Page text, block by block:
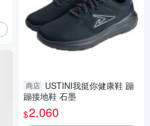
商店 USTINI我挺你健康鞋 蹦
蹦接地鞋 石墨
$2,060